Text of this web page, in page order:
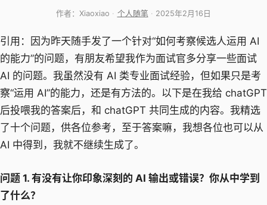
作者： Xiaoxiao 个人随笔 2025年2月16日
引用：因为昨天随手发了一个针对“如何考察候选人运用 AI
的能力”的问题，有朋友希望我作为面试官多分享一些面试
AI 的问题。我虽然没有 AI 类专业面试经验，但如果只是考
察“运用 AI”的能力，还是有方法的。以下是在我给 chatGPT
后投喂我的答案后，和 chatGPT 共同生成的内容。我精选
了十个问题，供各位参考，至于答案嘛，我想各位也可以从
AI 中得到，我就不继续生成了。
问题 1. 有没有让你印象深刻的 AI 输出或错误？你从中学到
了什么？